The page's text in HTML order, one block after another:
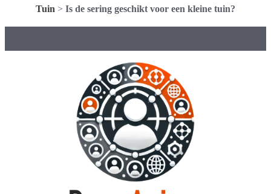
Tuin > Is de sering geschikt voor een kleine tuin?